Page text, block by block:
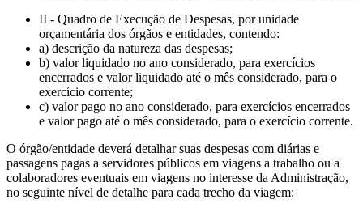
II - Quadro de Execução de Despesas, por unidade
orçamentária dos órgãos e entidades, contendo:
a) descrição da natureza das despesas;
b) valor liquidado no ano considerado, para exercícios
encerrados e valor liquidado até o mês considerado, para o
exercício corrente;
c) valor pago no ano considerado, para exercícios encerrados
e valor pago até o mês considerado, para o exercício corrente.
O órgão/entidade deverá detalhar suas despesas com diárias e
passagens pagas a servidores públicos em viagens a trabalho ou a
colaboradores eventuais em viagens no interesse da Administração,
no seguinte nível de detalhe para cada trecho da viagem: